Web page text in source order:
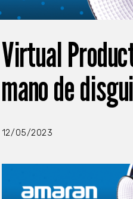
Virtual
mano de
12/05/2023